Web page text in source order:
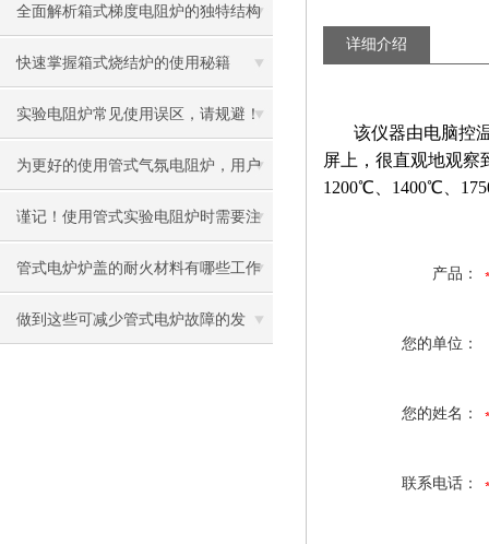
题？如何解决？
全面解析箱式梯度电阻炉的独特结构
与工作机制
快速掌握箱式烧结炉的使用秘籍
实验电阻炉常见使用误区，请规避！
为更好的使用管式气氛电阻炉，用户
需掌握这些知识
谨记！使用管式实验电阻炉时需要注
意这些
管式电炉炉盖的耐火材料有哪些工作
条件？
做到这些可减少管式电炉故障的发
详细介绍
该仪器由电脑控温
屏上，很直观地观察
1200℃、1400℃、
产品：
您的单位：
您的姓名：
联系电话：